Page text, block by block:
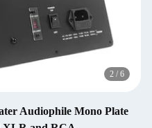
2 / 6
Audiophile Mono Plate